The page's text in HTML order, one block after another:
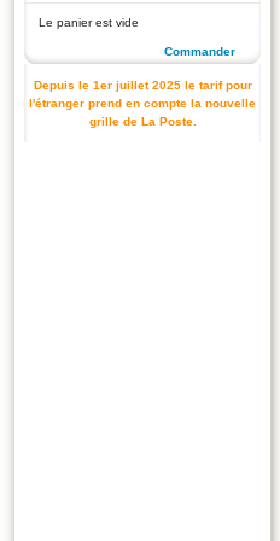
Le panier est vide
Commander
Depuis le 1er juillet 2025 le tarif pour
l'étranger prend en compte la nouvelle
grille de La Poste.